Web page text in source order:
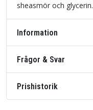
sheasmör och glycerin.
Information
Frågor & Svar
Prishistorik